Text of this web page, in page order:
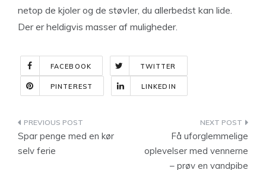
netop de kjoler og de støvler, du allerbedst kan lide.
Der er heldigvis masser af muligheder.
FACEBOOK TWITTER
PINTEREST LINKEDIN
Indlægsnavigation
Spar penge med en kør
selv ferie
Få uforglemmelige
oplevelser med vennerne
– prøv en vandpibe